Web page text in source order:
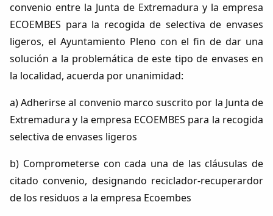
convenio entre la Junta de Extremadura y la empresa
ECOEMBES para la recogida de selectiva de envases
ligeros, el Ayuntamiento Pleno con el fin de dar una
solución a la problemática de este tipo de envases en
la localidad, acuerda por unanimidad:
a) Adherirse al convenio marco suscrito por la Junta de
Extremadura y la empresa ECOEMBES para la recogida
selectiva de envases ligeros
b) Comprometerse con cada una de las cláusulas de
citado convenio, designando reciclador-recuperardor
de los residuos a la empresa Ecoembes